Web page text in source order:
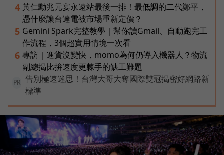
4 黃仁勳兆元宴永遠站最後一排！最低調的二代鄭平，
憑什麼讓台達電被市場重新定價？
5 Gemini Spark完整教學｜幫你讀Gmail、自動跑完工
作流程，3個超實用情境一次看
6 專訪｜進貨沒變快，momo為何仍導入機器人？物流
副總揭比拚速度更棘手的缺工難題
PR
告別極速迷思！台灣大哥大奪國際雙冠揭密好網路新
標準